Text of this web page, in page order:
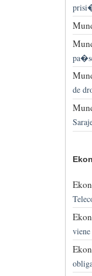
de
viene